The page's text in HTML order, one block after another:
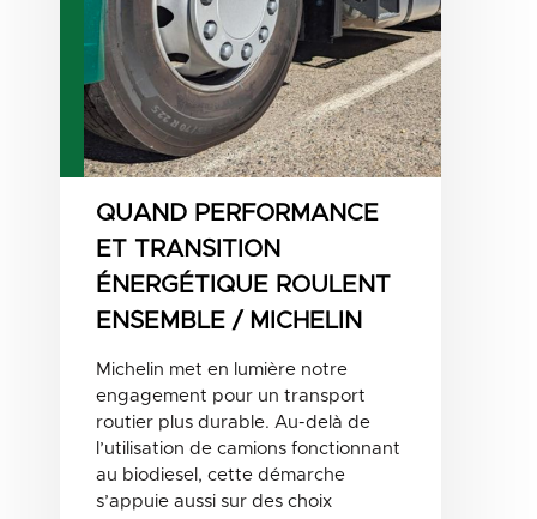
QUAND PERFORMANCE
ET TRANSITION
ÉNERGÉTIQUE ROULENT
ENSEMBLE / MICHELIN
Michelin met en lumière notre
engagement pour un transport
routier plus durable. Au-delà de
l’utilisation de camions fonctionnant
au biodiesel, cette démarche
s’appuie aussi sur des choix